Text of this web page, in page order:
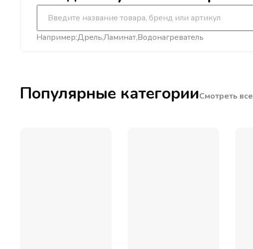
Например:ДрельЛаминатВодонагреватель
Популярные категорииСмотреть все